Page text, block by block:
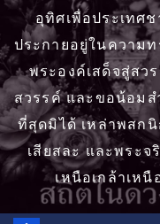
อุทิศเพื่อประเทศ
ประกายอยู่ในความ
พระองค์เสด็จสู่สว
สวรรค์ และขอน้อม
ที่สุดมิได้ เหล่าพสก
เสียสละ และพระจ
เหนือเกล้าเห